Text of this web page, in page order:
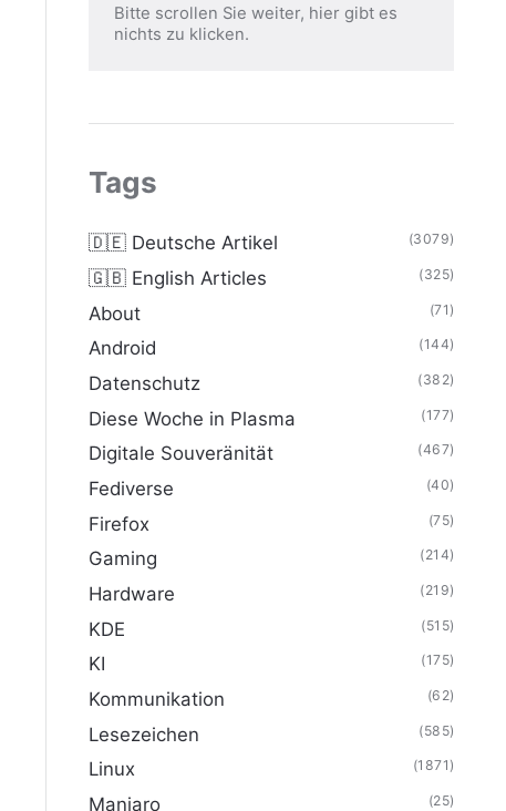
Bitte scrollen Sie weiter, hier gibt es
nichts zu klicken.
Tags
🇩🇪 Deutsche Artikel (3079)
🇬🇧 English Articles (325)
About (71)
Android (144)
Datenschutz (382)
Diese Woche in Plasma (177)
Digitale Souveränität (467)
Fediverse (40)
Firefox (75)
Gaming (214)
Hardware (219)
KDE (515)
KI (175)
Kommunikation (62)
Lesezeichen (585)
Linux (1871)
Manjaro (25)